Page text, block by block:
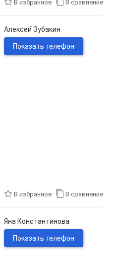
В избранное В сравнение
Алексей Зубакин
Показать телефон
В избранное В сравнение
Яна Константинова
Показать телефон